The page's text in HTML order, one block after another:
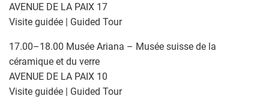
AVENUE DE LA PAIX 17
Visite guidée | Guided Tour
17.00–18.00 Musée Ariana – Musée suisse de la
céramique et du verre
AVENUE DE LA PAIX 10
Visite guidée | Guided Tour